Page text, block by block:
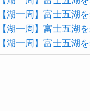
【湖一周】富士五湖
【湖一周】富士五湖
【湖一周】富士五湖